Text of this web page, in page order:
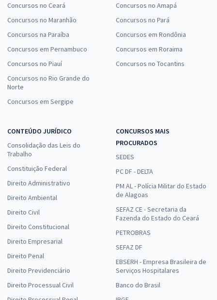
Concursos no Ceará
Concursos no Maranhão
Concursos na Paraíba
Concursos em Pernambuco
Concursos no Piauí
Concursos no Rio Grande do
Norte
Concursos em Sergipe
Concursos no Amapá
Concursos no Pará
Concursos em Rondônia
Concursos em Roraima
Concursos no Tocantins
CONTEÚDO JURÍDICO
Consolidação das Leis do
Trabalho
Constituição Federal
Direito Administrativo
Direito Ambiental
Direito Civil
Direito Constitucional
Direito Empresarial
Direito Penal
Direito Previdenciário
Direito Processual Civil
CONCURSOS MAIS
PROCURADOS
SEDES
PC DF - DELTA
PM AL - Polícia Militar do Estado
de Alagoas
SEFAZ CE - Secretaria da
Fazenda do Estado do Ceará
PETROBRAS
SEFAZ DF
EBSERH - Empresa Brasileira de
Serviços Hospitalares
Banco do Brasil